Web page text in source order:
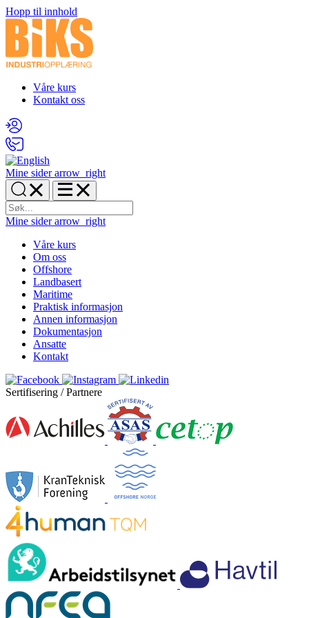
Hopp til innhold
Våre kurs
Kontakt oss
Mine sider arrow_right
Mine sider arrow_right
Våre kurs
Om oss
Offshore
Landbasert
Maritime
Praktisk informasjon
Annen informasjon
Dokumentasjon
Ansatte
Kontakt
Sertifisering / Partnere